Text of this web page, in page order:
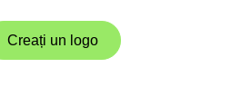
Creați un logo